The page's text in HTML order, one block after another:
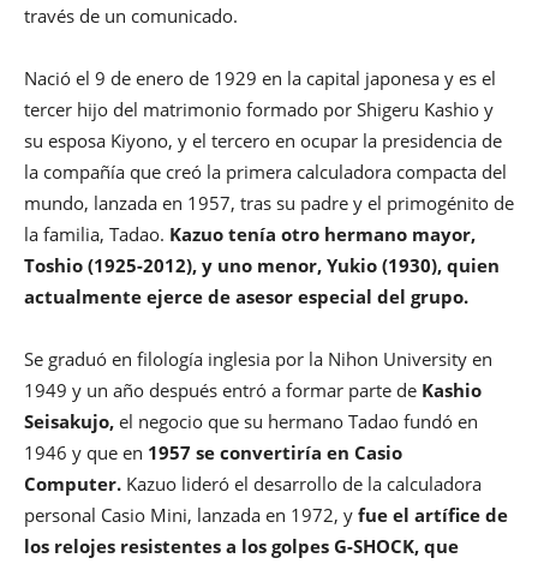
través de un comunicado.
Nació el 9 de enero de 1929 en la capital japonesa y es el
tercer hijo del matrimonio formado por Shigeru Kashio y
su esposa Kiyono, y el tercero en ocupar la presidencia de
la compañía que creó la primera calculadora compacta del
mundo, lanzada en 1957, tras su padre y el primogénito de
la familia, Tadao. Kazuo tenía otro hermano mayor,
Toshio (1925-2012), y uno menor, Yukio (1930), quien
actualmente ejerce de asesor especial del grupo.
Se graduó en filología inglesia por la Nihon University en
1949 y un año después entró a formar parte de Kashio
Seisakujo, el negocio que su hermano Tadao fundó en
1946 y que en 1957 se convertiría en Casio
Computer. Kazuo lideró el desarrollo de la calculadora
personal Casio Mini, lanzada en 1972, y fue el artífice de
los relojes resistentes a los golpes G-SHOCK, que